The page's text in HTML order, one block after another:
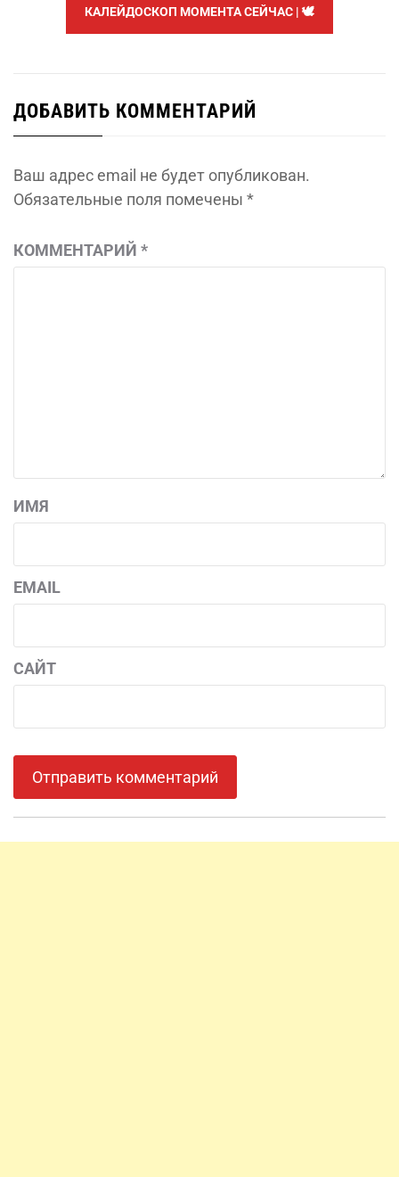
КАЛЕЙДОСКОП МОМЕНТА СЕЙЧАС | 🕊️
ДОБАВИТЬ КОММЕНТАРИЙ
Ваш адрес email не будет опубликован.
Обязательные поля помечены *
КОММЕНТАРИЙ *
ИМЯ
EMAIL
САЙТ